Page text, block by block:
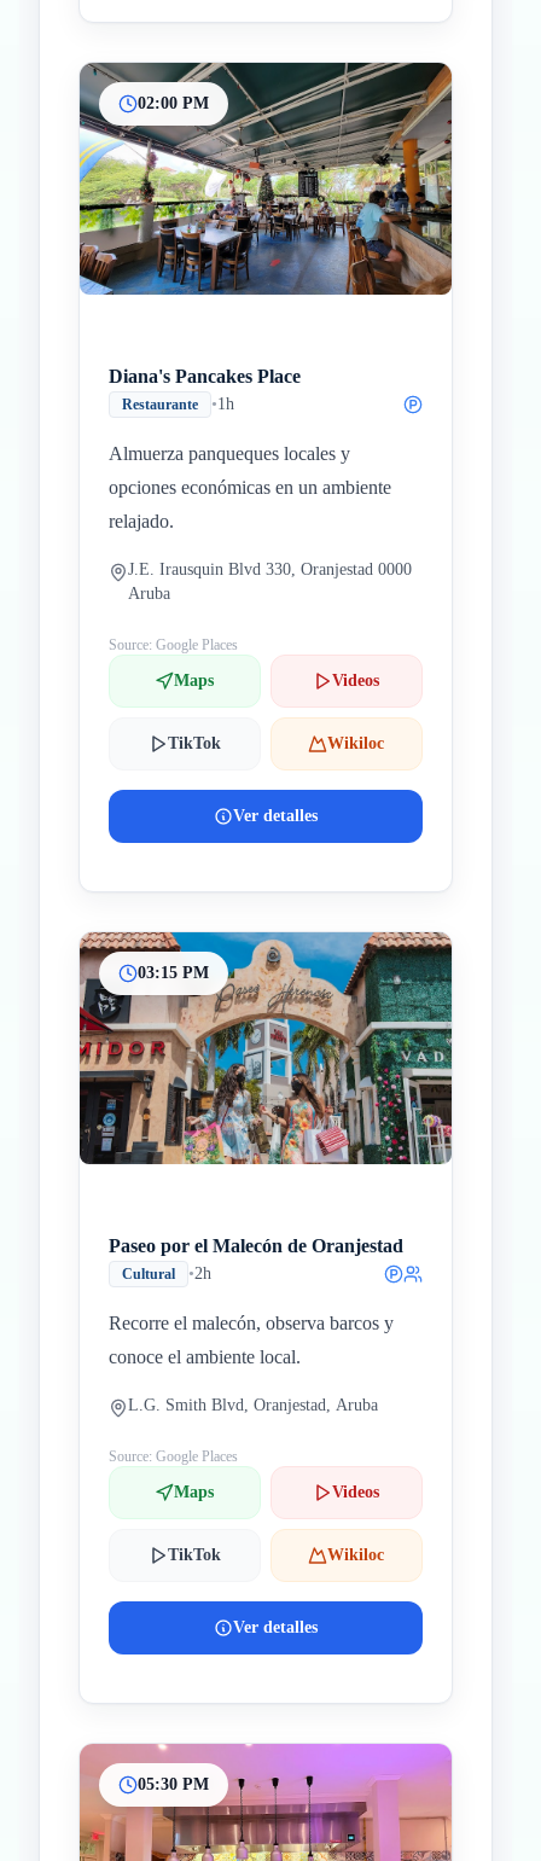
02:00 PM
Diana's Pancakes Place
Restaurante •1h
Almuerza panqueques locales y
opciones económicas en un ambiente
relajado.
J.E. Irausquin Blvd 330, Oranjestad 0000
Aruba
Source: Google Places
Maps Videos
TikTok Wikiloc
Ver detalles
03:15 PM
Paseo por el Malecón de Oranjestad
Cultural •2h
Recorre el malecón, observa barcos y
conoce el ambiente local.
L.G. Smith Blvd, Oranjestad, Aruba
Source: Google Places
Maps Videos
TikTok Wikiloc
Ver detalles
05:30 PM